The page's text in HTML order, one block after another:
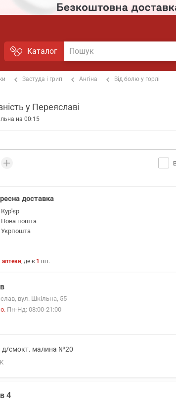
Каталог
Застуда і грип Ангіна Від болю у горлі
у Переяславі
на 00:15
доставка
Кур'єр
Нова пошта
Укрпошта
аптеки, де є 1 шт.
вул. Шкільна, 55
. Пн-Нд: 08:00-21:00
д/смокт. малина №20
4